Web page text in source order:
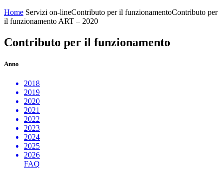
Home Servizi on-lineContributo per il funzionamentoContributo per
il funzionamento ART – 2020
Contributo per il funzionamento
Anno
2018
2019
2020
2021
2022
2023
2024
2025
2026
FAQ